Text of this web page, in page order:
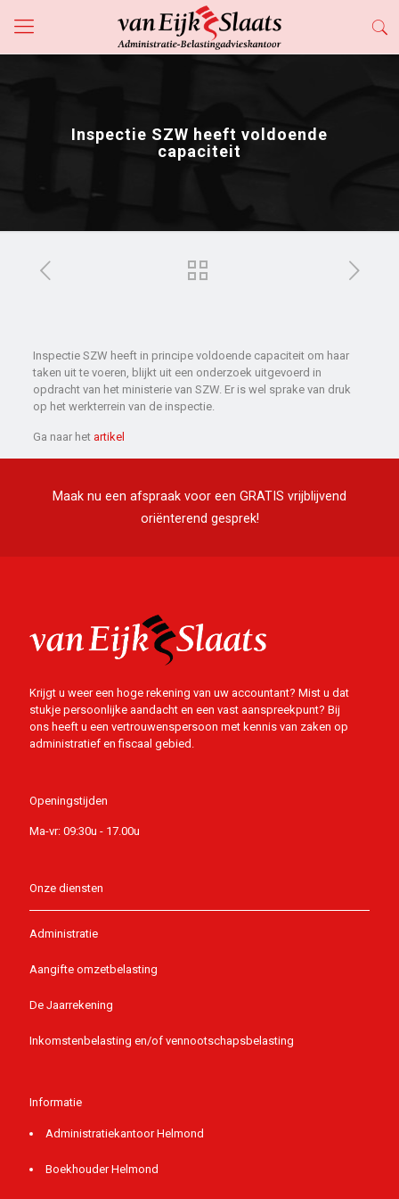
Inspectie SZW heeft voldoende
capaciteit
Inspectie SZW heeft in principe voldoende capaciteit om haar
taken uit te voeren, blijkt uit een onderzoek uitgevoerd in
opdracht van het ministerie van SZW. Er is wel sprake van druk
op het werkterrein van de inspectie.
Ga naar het artikel
Maak nu een afspraak voor een GRATIS vrijblijvend
oriënterend gesprek!
Krijgt u weer een hoge rekening van uw accountant? Mist u dat
stukje persoonlijke aandacht en een vast aanspreekpunt? Bij
ons heeft u een vertrouwenspersoon met kennis van zaken op
administratief en fiscaal gebied.
Openingstijden
Ma-vr: 09:30u - 17.00u
Onze diensten
Administratie
Aangifte omzetbelasting
De Jaarrekening
Inkomstenbelasting en/of vennootschapsbelasting
Informatie
Administratiekantoor Helmond
Boekhouder Helmond